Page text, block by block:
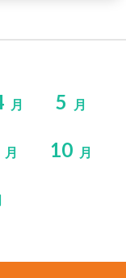
月 5 月
月 10 月